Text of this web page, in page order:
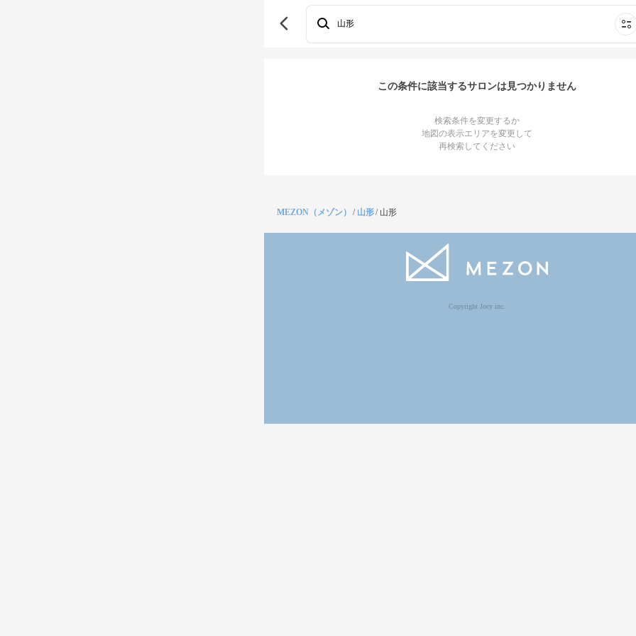
山形
この条件に該当するサロンは見つかりません
検索条件を変更するか
地図の表示エリアを変更して
再検索してください
MEZON（メゾン） / 山形/ 山形
Copyright Jocy inc.